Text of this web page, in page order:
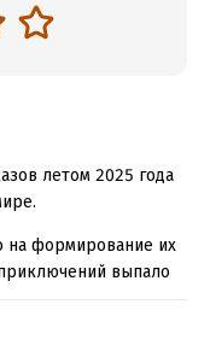
летом 2025 года
на формирование их
выпало
Владимира. В